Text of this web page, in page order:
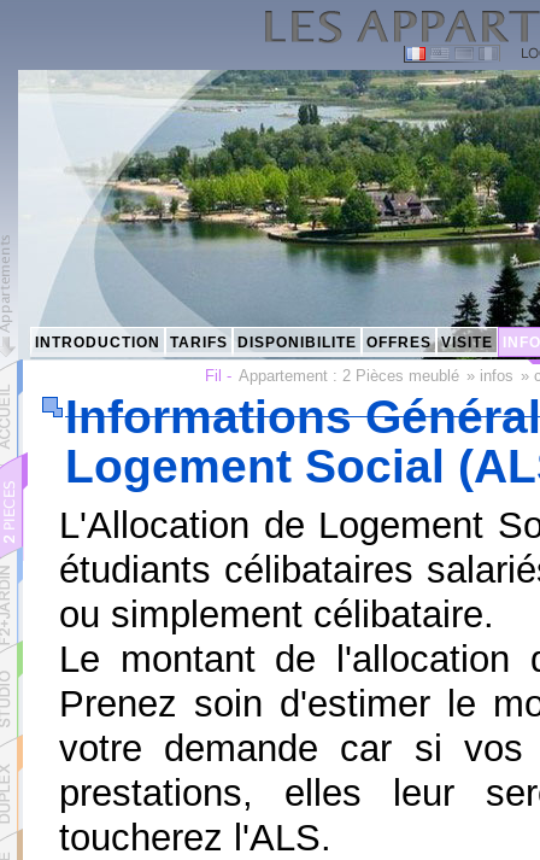
INTRODUCTION TARIFS DISPONIBILITE OFFRES VISITE
Fil - Appartement : 2 Pièces meublé » infos »
Informations
Logement Social
L'Allocation de Logement
étudiants célibataires
ou simplement célibataire.
Le montant de l'allocation
Prenez soin d'estimer le
votre demande car si
prestations, elles leur
toucherez l'ALS.